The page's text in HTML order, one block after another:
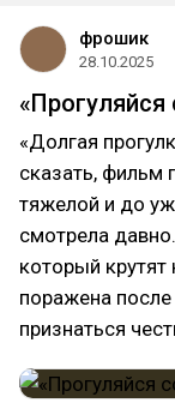
фрошик
28.10.2025
«Долгая
сказать, фильм
тяжелой и до
смотрела
который
поражена
признаться